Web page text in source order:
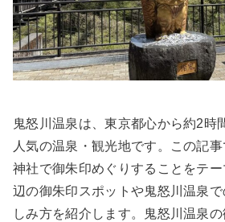
鬼怒川温泉は、東京都心から約2時
人気の温泉・観光地です。この記
神社で御朱印めぐりすることをテ
辺の御朱印スポットや鬼怒川温泉
しみ方を紹介します。鬼怒川温泉